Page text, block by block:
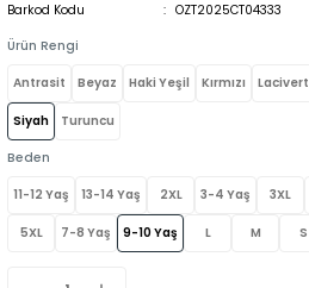
Barkod Kodu
OZT2025CT04333
Ürün Rengi
Antrasit Beyaz Haki Yeşil Kırmızı Lacivert
Siyah Turuncu
Beden
11-12 Yaş 13-14 Yaş 2XL 3-4 Yaş 3XL
5XL 7-8 Yaş 9-10 Yaş L M S